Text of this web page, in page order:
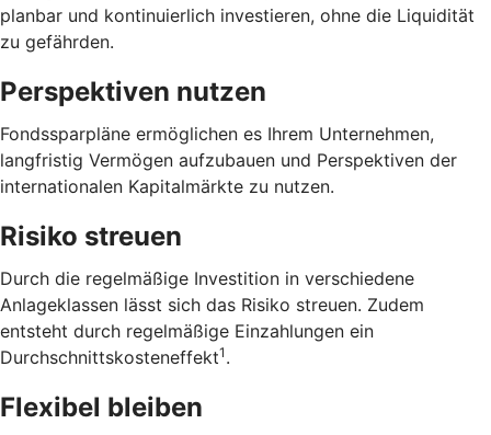
planbar und kontinuierlich investieren, ohne die Liquidität
zu gefährden.
Perspektiven nutzen
Fondssparpläne ermöglichen es Ihrem Unternehmen,
langfristig Vermögen aufzubauen und Perspektiven der
internationalen Kapitalmärkte zu nutzen.
Risiko streuen
Durch die regelmäßige Investition in verschiedene
Anlageklassen lässt sich das Risiko streuen. Zudem
entsteht durch regelmäßige Einzahlungen ein
Durchschnittskosteneffekt1 .
Flexibel bleiben